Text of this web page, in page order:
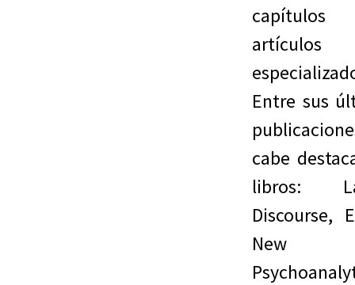
artículos
Entre sus
cabe
libros:
Discourse,
New